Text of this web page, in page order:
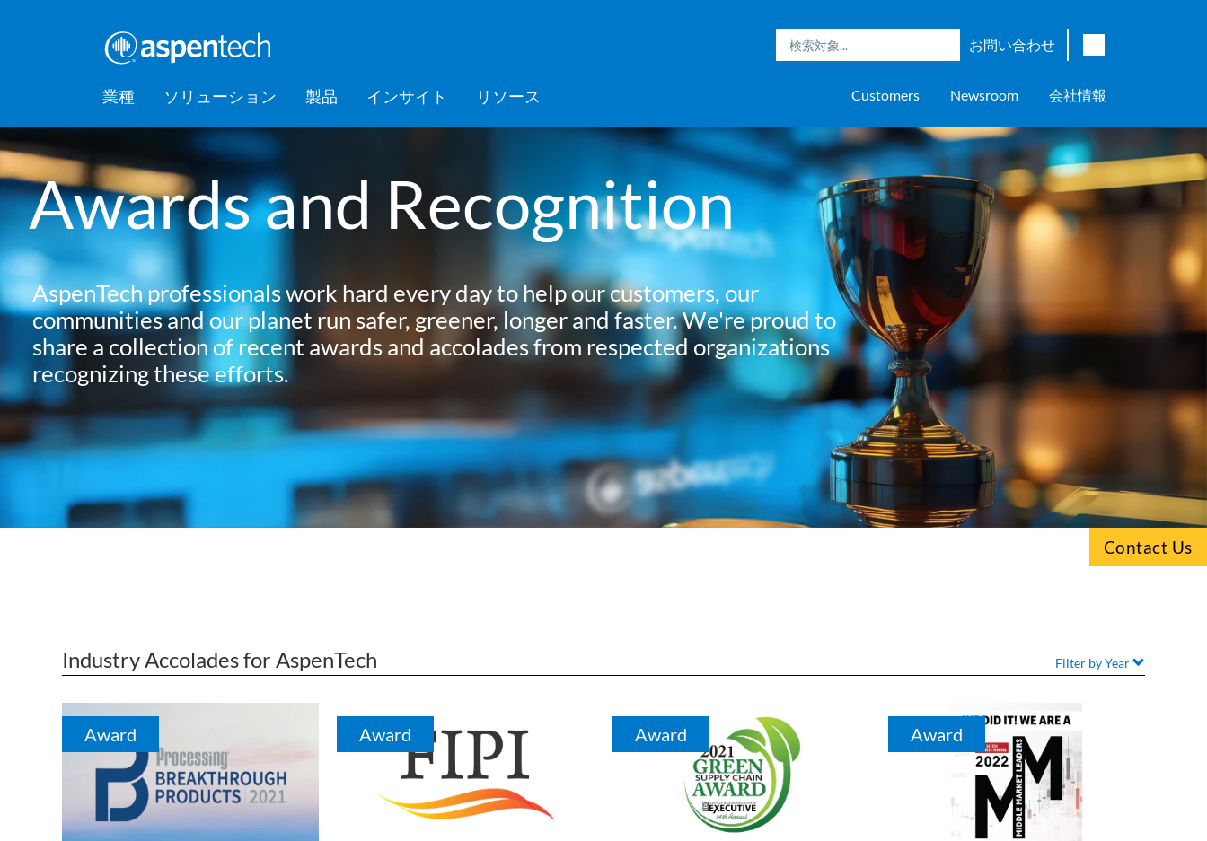
お問い合わせ
English
Chinese
業種
バルクケミカル
ダウンストリーム
EPC（設計・調達・建設）
食品・飲料
金属・鉱業
ポリマー
電力
製紙・パルプ
スペシャリティケミカル
輸送
アップストリーム
上下水道
>> More
ソリューション 製品
Artificial Intelligence of Things
Hub (AIoT)
アセットパフォーマンス管理
製造・サプライチェーン
パフォーマンスエンジニアリ
ング
Subsurface Science &
Engineering
Aspen ProMV™ >> More
AspenTech OSI monarch™
AspenTech OSI Generation
Management System™
AspenTech OSI Energy
Management System™
Aspen GDOT™ Aspen Plant Scheduler™
Aspen Production Execution
Manager™
Aspen Capital Cost
Aspen Energy Analyzer™ Aspen Fidelis™
Aspen Echos® Aspen EarthStudy 360® Aspen GeoDepth®
インサイト リソース Customers
Support
Training
プロフェッショナルサービ
ソフトウェア評価 サポートセンター
Aspen Competency
Development & Sustainment
トレーニングセンター
Newsroom
Feature Stories
Press Releases
Media Coverage
会社情報
Awards
パートナー
Awards and Recognition
AspenTech professionals work hard every day to help our customers, our
communities and our planet run safer, greener, longer and faster. We're proud to
share a collection of recent awards and accolades from respected organizations
recognizing these efforts.
Contact Us
Industry Accolades for AspenTech Filter by Year
Award Award Award Award